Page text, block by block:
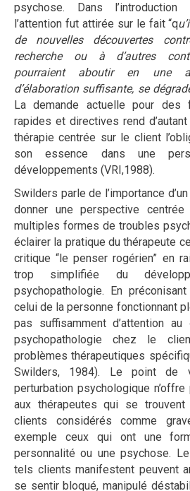
psychose. Dans
l’attention fut attirée sur le fait “q
de nouvelles découvertes
recherche ou à d’autres
pourraient aboutir en une
d’élaboration suffisante, se
La demande actuelle pour des
rapides et directives rend
thérapie centrée sur le client
son essence dans une
développements (VRI,1988).
Swilders parle de l’importance
donner une perspective
multiples formes de troubles
éclairer la pratique du thérapeute
critique “le penser rogérien” en
trop simplifiée du
psychopathologie. En
celui de la personne fonctionnant
pas suffisamment d’attention
psychopathologie chez le
problèmes thérapeutiques
Swilders, 1984). Le point
perturbation psychologique
aux thérapeutes qui se
clients considérés comme
exemple ceux qui ont une
personnalité ou une psychose.
tels clients manifestent peuvent
se sentir bloqué, manipulé